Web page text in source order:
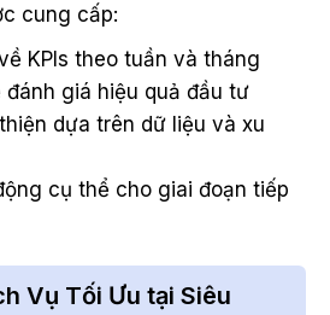
cung cấp:
KPIs theo tuần và tháng
đánh giá hiệu quả đầu tư
dựa trên dữ liệu và xu
cụ thể cho giai đoạn tiếp
Vụ Tối Ưu tại Siêu